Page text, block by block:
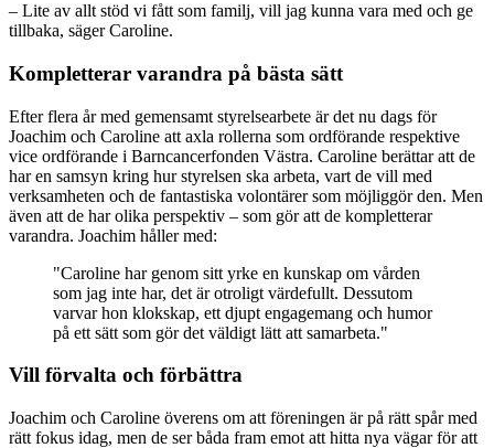
– Lite av allt stöd vi fått som familj, vill jag kunna vara med och ge
tillbaka, säger Caroline.
Kompletterar varandra på bästa sätt
Efter flera år med gemensamt styrelsearbete är det nu dags för
Joachim och Caroline att axla rollerna som ordförande respektive
vice ordförande i Barncancerfonden Västra. Caroline berättar att de
har en samsyn kring hur styrelsen ska arbeta, vart de vill med
verksamheten och de fantastiska volontärer som möjliggör den. Men
även att de har olika perspektiv – som gör att de kompletterar
varandra. Joachim håller med:
"Caroline har genom sitt yrke en kunskap om vården
som jag inte har, det är otroligt värdefullt. Dessutom
varvar hon klokskap, ett djupt engagemang och humor
på ett sätt som gör det väldigt lätt att samarbeta."
Vill förvalta och förbättra
Joachim och Caroline överens om att föreningen är på rätt spår med
rätt fokus idag, men de ser båda fram emot att hitta nya vägar för att